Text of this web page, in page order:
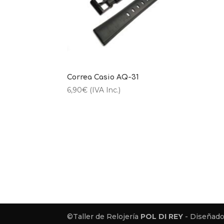
Correa Casio AQ-31
6,90€ (IVA Inc.)
©Taller de Relojería POL DI REY -